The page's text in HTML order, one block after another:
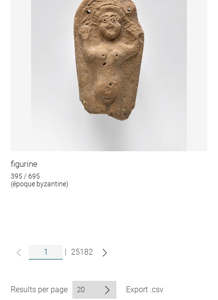
figurine
395 / 695
(époque byzantine)
| 25182
Results per page Export .csv